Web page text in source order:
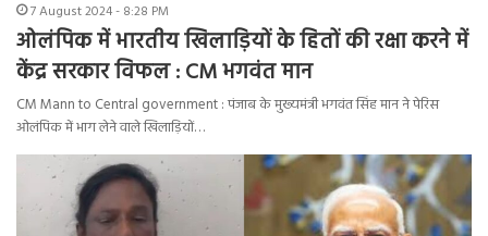
7 August 2024 - 8:28 PM
ओलंपिक में भारतीय खिलाड़ियों के हितों की रक्षा करने में
केंद्र सरकार विफल : CM भगवंत मान
CM Mann to Central government : पंजाब के मुख्यमंत्री भगवंत सिंह मान ने पेरिस
ओलंपिक में भाग लेने वाले खिलाड़ियों…